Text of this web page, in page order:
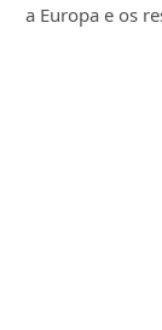
a Europa e os